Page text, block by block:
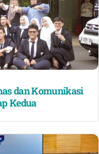
dan Komunikasi
Kedua